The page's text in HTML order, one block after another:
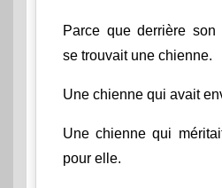
Parce que derrière son
se trouvait une chienne.
Une chienne qui avait
Une chienne qui
pour elle.